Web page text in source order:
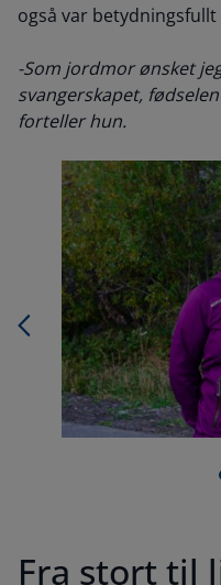
også var
-Som jordmor ønsket
svangerskapet,
forteller hun.
Fra stort til